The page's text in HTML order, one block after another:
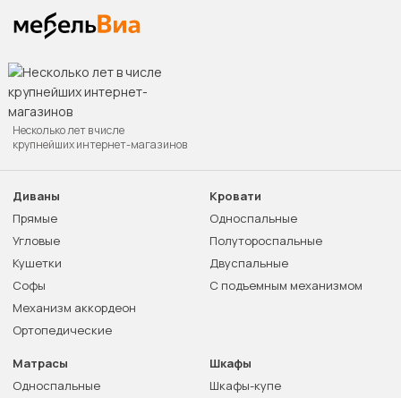
Несколько лет в числе
крупнейших интернет-магазинов
Диваны
Прямые
Угловые
Кушетки
Софы
Механизм аккордеон
Ортопедические
Кровати
Односпальные
Полутороспальные
Двуспальные
С подъемным механизмом
Матрасы
Односпальные
Шкафы
Шкафы-купе